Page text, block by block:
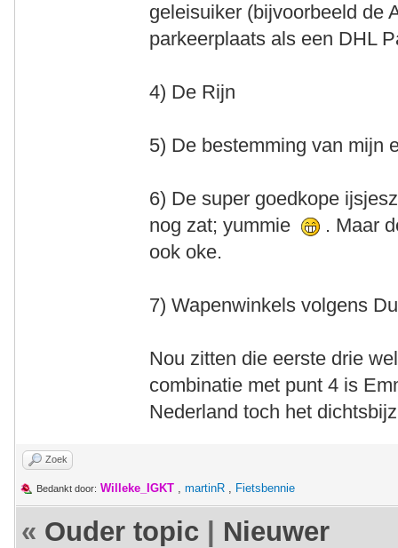
geleisuiker (bijvoorbeeld de
parkeerplaats als een DHL
4) De Rijn
5) De bestemming van mijn
6) De super goedkope
nog zat; yummie
. Maar
ook oke.
7) Wapenwinkels volgens
Nou zitten die eerste drie
combinatie met punt 4 is
Nederland toch het
Zoek
Bedankt door: Willeke_IGKT , martinR , Fietsbennie
« Ouder topic
Nieuwer